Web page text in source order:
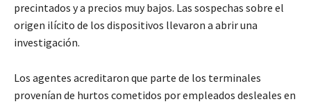
precintados y a precios muy bajos. Las sospechas sobre el
origen ilícito de los dispositivos llevaron a abrir una
investigación.
Los agentes acreditaron que parte de los terminales
provenían de hurtos cometidos por empleados desleales en